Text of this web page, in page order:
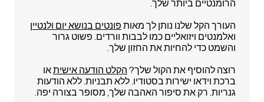
הרומנטיים ביותר שלך.
העורך הקל שלנו נותן לך מאות פונטים בנושא יום ולנטיין
ואלמנטים ויזואליים כמו לבבות וורדים. פשוט גרור
והשמט כדי להחיות את החזון שלך.
רוצה להוסיף את הקול שלך? הקלט הודעה אישיתאו
ברכת וידאו ישירות בסטודיו. ללא תבניות. ללא הודעות
גנריות. רק את סיפור האהבה שלך, מסופר בצורה יפה.